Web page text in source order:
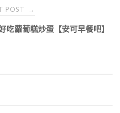
POST →
蘿蔔糕炒蛋【安可早餐吧】